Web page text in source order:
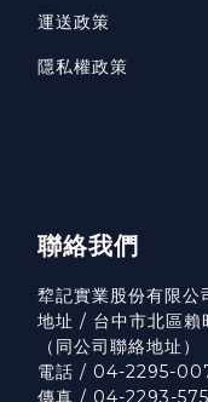
運送政策
隱私權政策
聯絡我們
犂記實業股份有限公
地址 / 台中市北區
（ 同公司聯絡地址）
電話 / 04-2295-
傳真 / 04-2293-